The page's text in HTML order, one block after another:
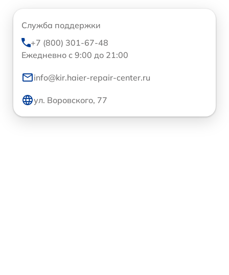
Служба поддержки
+7 (800) 301-67-48
Ежедневно с 9:00 до 21:00
info@kir.haier-repair-center.ru
ул. Воровского, 77